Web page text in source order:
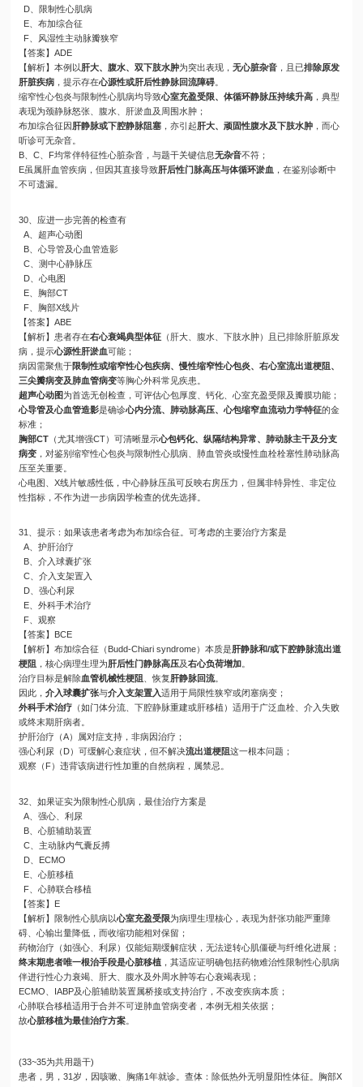
D、限制性心肌病
E、布加综合征
F、风湿性主动脉瓣狭窄
【答案】ADE
【解析】本例以 肝大、腹水、双下肢水肿为突出表现，无心脏杂音 ，且已排除原发
肝脏疾病 ，提示存在心源性或肝后性静脉回流障碍
缩窄性心包炎与限制性心肌病均导致心室充盈受限、体循环静脉压持续升高 ，典型
表现为颈静脉怒张、腹水、肝淤血及周围水肿；
布加综合征因 肝静脉或下腔静脉阻塞 ，亦引起 肝大、顽固性腹水及下肢水肿 ，而心
听诊可无杂音。
B、C、F均常伴特征性心脏杂音，与题干关键信息无杂音不符；
E虽属肝血管疾病，但因其直接导致肝后性门脉高压与体循环淤血 ，在鉴别诊断中
不可遗漏。
30、应进一步完善的检查有
A、超声心动图
B、心导管及心血管造影
C、测中心静脉压
D、心电图
E、胸部CT
F、胸部X线片
【答案】ABE
【解析】患者存在右心衰竭典型体征 （肝大、腹水、下肢水肿）且已排除肝脏原发
病，提示心源性肝淤血可能；
病因需聚焦于限制性或缩窄性心包疾病、慢性缩窄性心包炎、右心室流出道梗阻、
三尖瓣病变及肺血管病变等胸心外科常见疾患。
超声心动图 为首选无创检查，可评估心包厚度、钙化、心室充盈受限及瓣膜功能；
心导管及心血管造影是确诊心内分流、肺动脉高压、心包缩窄血流动力学特征的金
标准；
胸部CT （尤其增强CT）可清晰显示心包钙化、纵隔结构异常、肺动脉主干及分支
病变 ，对鉴别缩窄性心包炎与限制性心肌病、肺血管炎或慢性血栓栓塞性肺动脉高
压至关重要。
心电图、X线片敏感性低，中心静脉压虽可反映右房压力，但属非特异性、非定位
性指标，不作为进一步病因学检查的优先选择。
31、提示：如果该患者考虑为布加综合征。可考虑的主要治疗方案是
A、护肝治疗
B、介入球囊扩张
C、介入支架置入
D、强心利尿
E、外科手术治疗
F、观察
【答案】BCE
【解析】布加综合征（Budd-Chiari syndrome）本质是 肝静脉和/或下腔静脉流出道
梗阻 ，核心病理生理为 肝后性门静脉高压及右心负荷增加
治疗目标是解除血管机械性梗阻 、恢复 肝静脉回流。
因此，介入球囊扩张与介入支架置入适用于局限性狭窄或闭塞病变；
外科手术治疗 （如门体分流、下腔静脉重建或肝移植）适用于广泛血栓、介入失败
或终末期肝病者。
护肝治疗（A）属对症支持，非病因治疗；
强心利尿（D）可缓解心衰症状，但不解决流出道梗阻这一根本问题；
观察（F）违背该病进行性加重的自然病程，属禁忌。
32、如果证实为限制性心肌病，最佳治疗方案是
A、强心、利尿
B、心脏辅助装置
C、主动脉内气囊反搏
D、ECMO
E、心脏移植
F、心肺联合移植
【答案】E
【解析】限制性心肌病以心室充盈受限为病理生理核心，表现为舒张功能严重障
碍、心输出量降低，而收缩功能相对保留；
药物治疗（如强心、利尿）仅能短期缓解症状，无法逆转心肌僵硬与纤维化进展；
终末期患者唯一根治手段是心脏移植 ，其适应证明确包括药物难治性限制性心肌病
伴进行性心力衰竭、肝大、腹水及外周水肿等右心衰竭表现；
ECMO、IABP及心脏辅助装置属桥接或支持治疗，不改变疾病本质；
心肺联合移植适用于合并不可逆肺血管病变者，本例无相关依据；
故心脏移植为最佳治疗方案
(33~35为共用题干)
患者，男，31岁，因咳嗽、胸痛1年就诊。查体：除低热外无明显阳性体征。胸部X